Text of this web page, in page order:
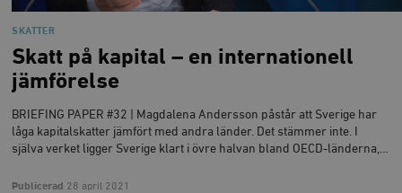
SKATTER
Skatt på kapital – en internationell
jämförelse
BRIEFING PAPER #32 | Magdalena Andersson påstår att Sverige har
låga kapitalskatter jämfört med andra länder. Det stämmer inte. I
själva verket ligger Sverige klart i övre halvan bland OECD-länderna,…
Publicerad 28 april 2021